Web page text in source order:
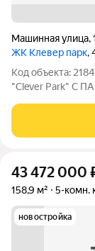
Машинная улица,
ЖК Клевер парк,
Код объекта:
"Clevеr Раrk"
гостинaя. В
Kваpтиpa бeз
43 472 000
158,9 м² 5-комн.
новостройка